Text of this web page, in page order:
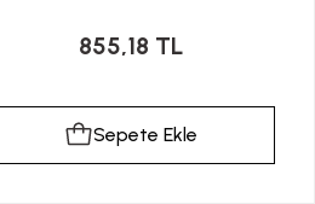
855,18 TL
Sepete Ekle